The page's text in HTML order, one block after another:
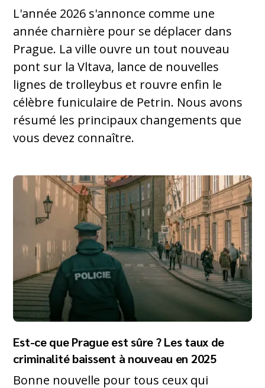
L'année 2026 s'annonce comme une
année charnière pour se déplacer dans
Prague. La ville ouvre un tout nouveau
pont sur la Vltava, lance de nouvelles
lignes de trolleybus et rouvre enfin le
célèbre funiculaire de Petrin. Nous avons
résumé les principaux changements que
vous devez connaître.
Est-ce que Prague est sûre ? Les taux de
criminalité baissent à nouveau en 2025
Bonne nouvelle pour tous ceux qui